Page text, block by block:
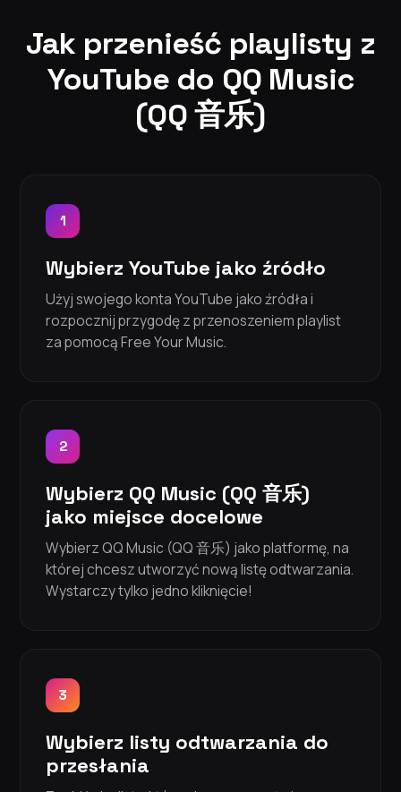
Jak przenieść playlisty z
YouTube do QQ Music
(QQ 音乐)
1
Wybierz YouTube jako źródło
Użyj swojego konta YouTube jako źródła i
rozpocznij przygodę z przenoszeniem playlist
za pomocą Free Your Music.
2
Wybierz QQ Music (QQ 音乐)
jako miejsce docelowe
Wybierz QQ Music (QQ 音乐) jako platformę, na
której chcesz utworzyć nową listę odtwarzania.
Wystarczy tylko jedno kliknięcie!
3
Wybierz listy odtwarzania do
przesłania